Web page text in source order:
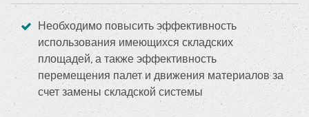
Необходимо повысить эффективность
использования имеющихся складских
площадей, а также эффективность
перемещения палет и движения материалов за
счет замены складской системы